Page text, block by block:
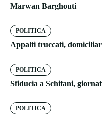
Marwan Barghouti
POLITICA
Appalti truccati,
POLITICA
Sfiducia a Schifani,
POLITICA